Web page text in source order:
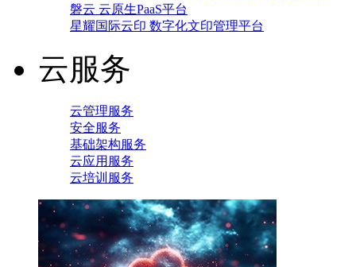
磐云 云原生PaaS平台
星耀国际云印 数字化文印管理平台
云服务
云管理服务
安全服务
基础架构服务
云应用服务
云培训服务